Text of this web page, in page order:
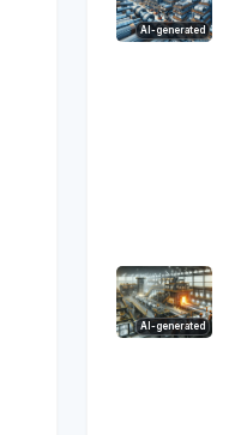
AI-generated
AI-generated